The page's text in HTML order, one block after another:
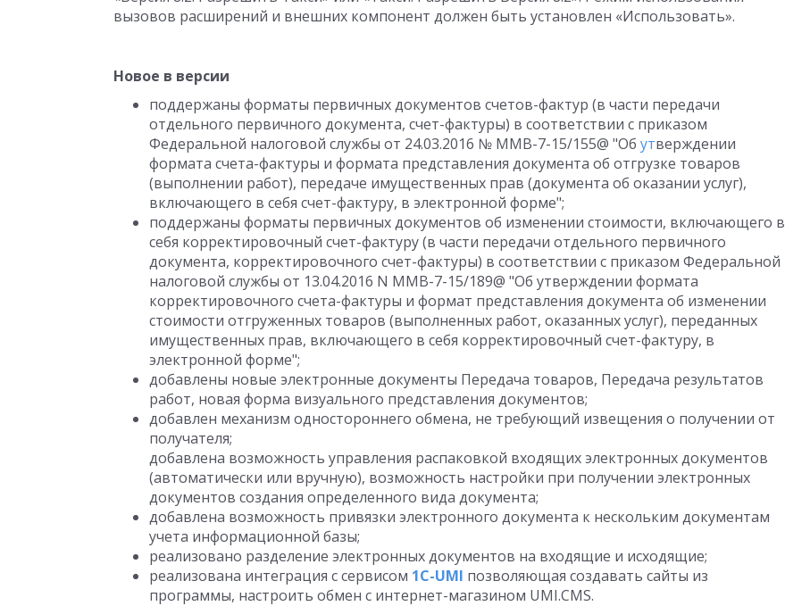
вызовов расширений и внешних компонент должен быть установлен «Использовать».
Новое в версии
поддержаны форматы первичных документов счетов-фактур (в части передачи
отдельного первичного документа, счет-фактуры) в соответствии с приказом
Федеральной налоговой службы от 24.03.2016 № ММВ-7-15/155@ "Об утверждении
формата счета-фактуры и формата представления документа об отгрузке товаров
(выполнении работ), передаче имущественных прав (документа об оказании услуг),
включающего в себя счет-фактуру, в электронной форме";
поддержаны форматы первичных документов об изменении стоимости, включающего в
себя корректировочный счет-фактуру (в части передачи отдельного первичного
документа, корректировочного счет-фактуры) в соответствии с приказом Федеральной
налоговой службы от 13.04.2016 N ММВ-7-15/189@ "Об утверждении формата
корректировочного счета-фактуры и формат представления документа об изменении
стоимости отгруженных товаров (выполненных работ, оказанных услуг), переданных
имущественных прав, включающего в себя корректировочный счет-фактуру, в
электронной форме";
добавлены новые электронные документы Передача товаров, Передача результатов
работ, новая форма визуального представления документов;
добавлен механизм одностороннего обмена, не требующий извещения о получении от
получателя;
добавлена возможность управления распаковкой входящих электронных документов
(автоматически или вручную), возможность настройки при получении электронных
документов создания определенного вида документа;
добавлена возможность привязки электронного документа к нескольким документам
учета информационной базы;
реализовано разделение электронных документов на входящие и исходящие;
реализована интеграция с сервисом 1C-UMI позволяющая создавать сайты из
программы, настроить обмен с интернет-магазином UMI.CMS.